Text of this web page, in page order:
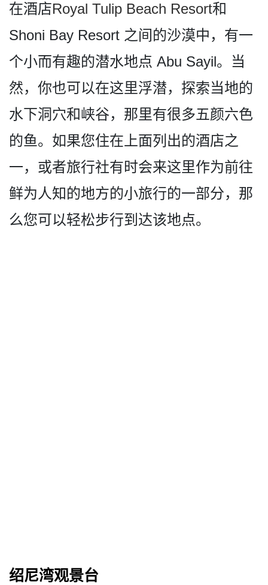
在酒店Royal Tulip Beach Resort和
Shoni Bay Resort 之间的沙漠中，有一
个小而有趣的潜水地点 Abu Sayil。当
然，你也可以在这­里浮潜，探索当地的
水下洞穴和峡谷，那里有很多五颜­六色
的鱼。如果您住在上面列出的酒店之
一，或者旅行­社有时会来这里作为前往
鲜为人知的地方的小旅行的一­部分，那
么您可以轻松步行到达该地点。
绍尼湾观景台